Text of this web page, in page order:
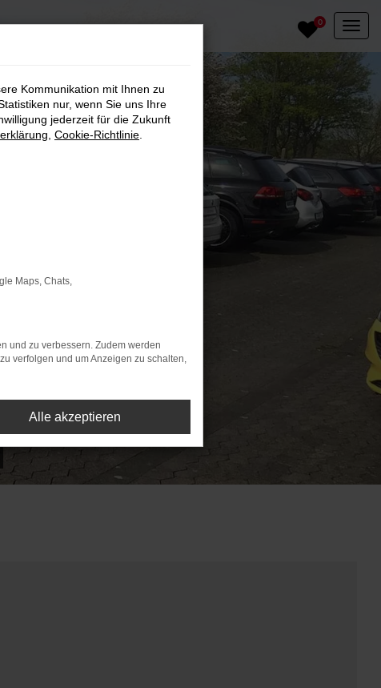
0
Kommunikation mit Ihnen zu
nur, wenn Sie uns Ihre
jederzeit für die Zukunft
Cookie-Richtlinie
Maps, Chats,
und zu verbessern. Zudem werden
verfolgen und um Anzeigen zu schalten,
Alle akzeptieren